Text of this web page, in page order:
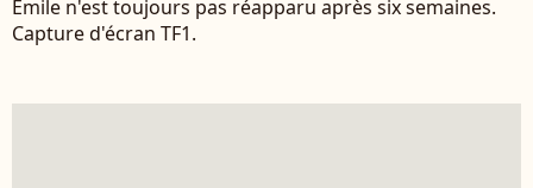
Emile n'est toujours pas réapparu après six semaines.
Capture d'écran TF1.